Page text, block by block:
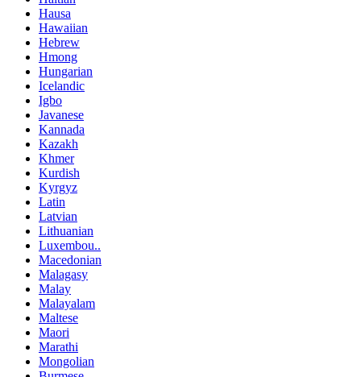
Hausa
Hawaiian
Hebrew
Hmong
Hungarian
Icelandic
Igbo
Javanese
Kannada
Kazakh
Khmer
Kurdish
Kyrgyz
Latin
Latvian
Lithuanian
Luxembou..
Macedonian
Malagasy
Malay
Malayalam
Maltese
Maori
Marathi
Mongolian